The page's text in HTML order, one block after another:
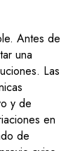
Antes de
una
Las
y de
en
de